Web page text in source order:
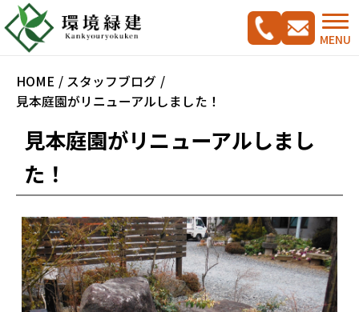
MENU
新築外構工事をご検討の方へ
ガーデンリフォームをご検討の方へ
CADプラン集
駐車スペース改修特集
HOME
スタッフブログ
見本庭園がリニューアルしました！
見本庭園がリニューアルしまし
た！